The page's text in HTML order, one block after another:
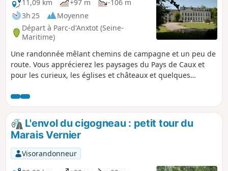
11,09 km
+97 m
-106 m
3h 25
Moyenne
Départ à Parc-d'Anxtot (Seine-
Maritime)
Une randonnée mêlant chemins de campagne et un peu de
route. Vous apprécierez les paysages du Pays de Caux et
pour les curieux, les églises et châteaux et quelques
pourrez faire une halte au bar de Gommerville... et enfin,
curiosité atypique de ce parcours : le cimetière aux chiens.
L'envol du cigogneau : petit tour du
Marais Vernier
Visorandonneur